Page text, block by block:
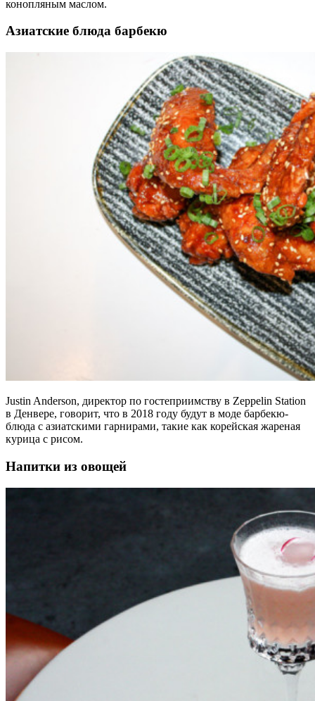
конопляным маслом.
Азиатские блюда барбекю
Justin Anderson, директор по гостеприимству в Zeppelin Station
в Денвере, говорит, что в 2018 году будут в моде барбекю-
блюда с азиатскими гарнирами, такие как корейская жареная
курица с рисом.
Напитки из овощей